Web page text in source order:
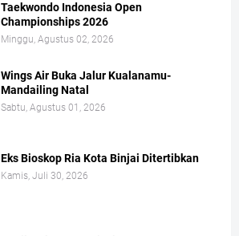
Taekwondo Indonesia Open
Championships 2026
Minggu, Agustus 02, 2026
Wings Air Buka Jalur Kualanamu-
Mandailing Natal
Sabtu, Agustus 01, 2026
Eks Bioskop Ria Kota Binjai Ditertibkan
Kamis, Juli 30, 2026